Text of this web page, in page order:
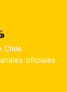
Chile
oficiales